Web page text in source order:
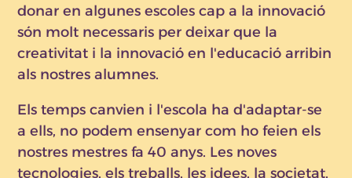
donar en algunes escoles cap a la innovació
són molt necessaris per deixar que la
creativitat i la innovació en l'educació arribin
als nostres alumnes.
Els temps canvien i l'escola ha d'adaptar-se
a ells, no podem ensenyar com ho feien els
nostres mestres fa 40 anys. Les noves
tecnologies, els treballs, les idees, la societat,